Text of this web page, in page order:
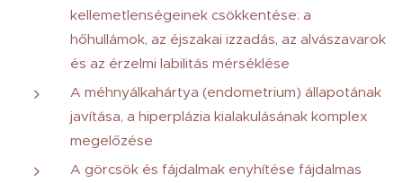
kellemetlenségeinek csökkentése: a
hőhullámok, az éjszakai izzadás, az alvászavarok
és az érzelmi labilitás mérséklése
A méhnyálkahártya (endometrium) állapotának
javítása, a hiperplázia kialakulásának komplex
megelőzése
A görcsök és fájdalmak enyhítése fájdalmas